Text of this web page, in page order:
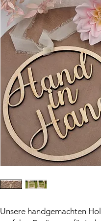
Unsere handgemachten